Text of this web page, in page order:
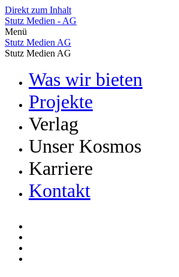
Direkt zum Inhalt
Stutz Medien - AG
Menü
Stutz Medien AG
Stutz Medien AG
Was wir bieten
Projekte
Verlag
Vermarktung
Bücher
Zeitschriften & Magazine
Verlag VZGV
Leidzirkulare
Unser Kosmos
Stutz Medien
POMCANYS
!ncubator
Karriere
Offene Jobs
Lehrstellen
Kontakt